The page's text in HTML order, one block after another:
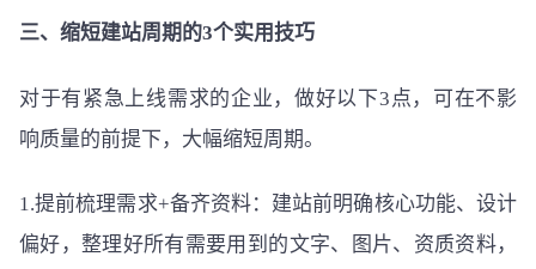
三、缩短建站周期的3个实用技巧
对于有紧急上线需求的企业，做好以下3点，可在不影
响质量的前提下，大幅缩短周期。
1.提前梳理需求+备齐资料：建站前明确核心功能、设计
偏好，整理好所有需要用到的文字、图片、资质资料，